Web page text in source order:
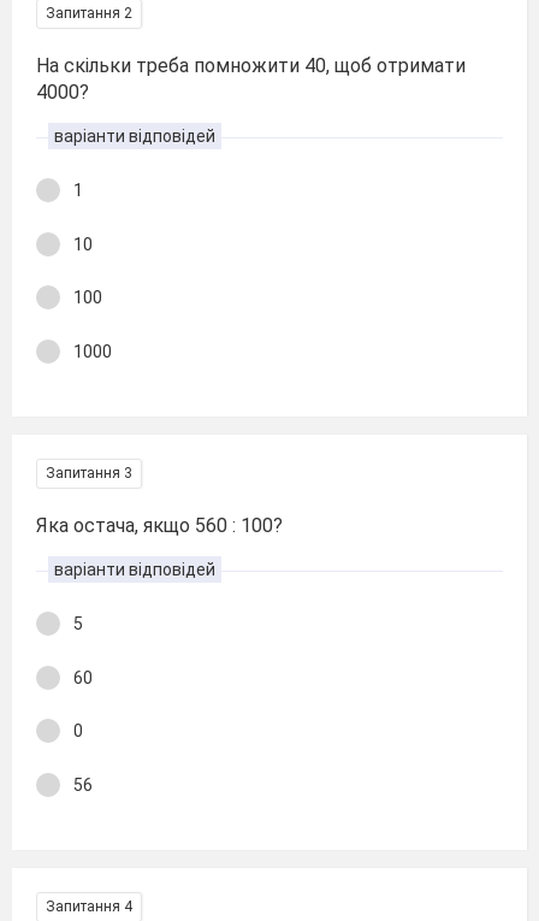
Запитання 2
На скільки треба помножити 40, щоб отримати
4000?
варіанти відповідей
1
10
100
1000
Запитання 3
Яка остача, якщо 560 : 100?
варіанти відповідей
5
60
0
56
Запитання 4